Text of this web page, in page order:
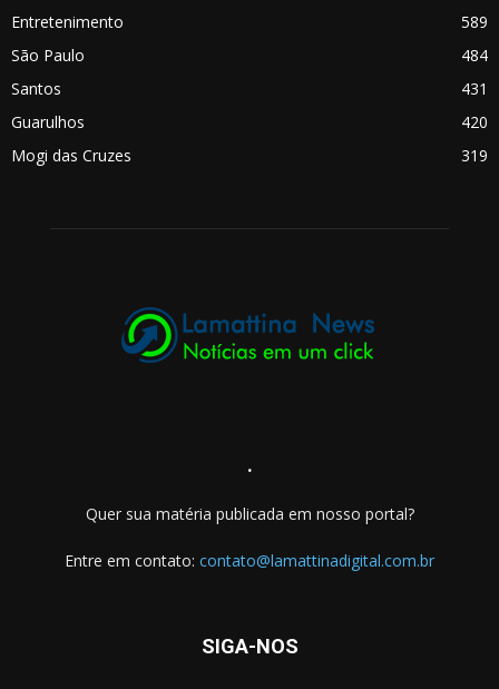
Entretenimento
589
São Paulo
484
Santos
431
Guarulhos
420
Mogi das Cruzes
319
.
Quer sua matéria publicada em nosso portal?
Entre em contato: contato@lamattinadigital.com.br
SIGA-NOS